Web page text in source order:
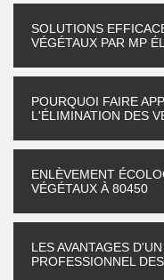
SOLUTIONS
VÉGÉTAUX PAR MP
POURQUOI FAIRE
L'ÉLIMINATION DES
ENLÈVEMENT
VÉGÉTAUX À 80450
LES AVANTAGES
PROFESSIONNEL